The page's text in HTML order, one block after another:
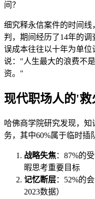
间？
细究释永信案件的时间线
判，期间经历了14年的
误成本往往以十年为单
说："人生最大的浪费不
资。"
现代职场人的'
哈佛商学院研究发现，
务，其中60%属于临时插
战略失焦：87%的
暇思考重要目标
记忆断层：52%的
2023数据）